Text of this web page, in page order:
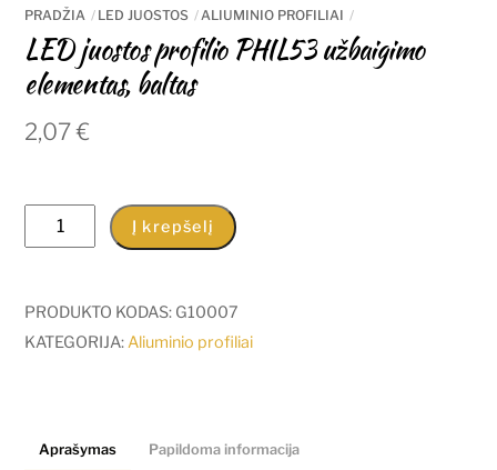
PRADŽIA LED JUOSTOS ALIUMINIO PROFILIAI
LED juostos profilio PHIL53 užbaigimo
elementas, baltas
2,07€
produkto
kiekis:
juostos
profilio
baltas
Į krepšelį
PRODUKTO KODAS: G10007
KATEGORIJA:Aliuminio profiliai
Aprašymas Papildoma informacija